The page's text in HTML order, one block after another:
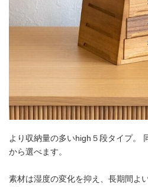
より収納量の多いhigh５段タイプ。
から選べます。
素材は湿度の変化を抑え、長期間よ